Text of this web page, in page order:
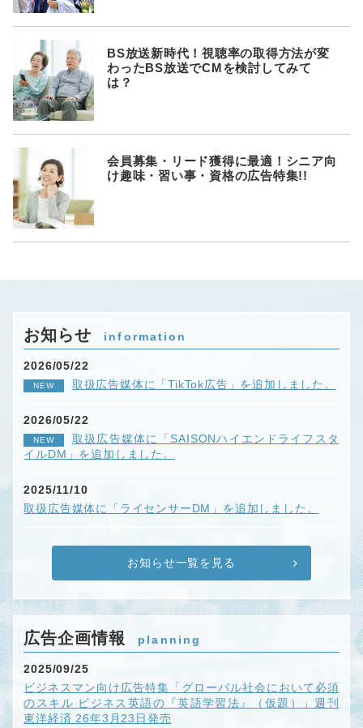
BS放送新時代！視聴率の取得方法が変
わったBS放送でCMを検討してみて
は？
会員募集・リード獲得に最適！シニア向
け趣味・習い事・資格の広告特集!!
お知らせ information
2026/05/22
NEW 取扱広告媒体に「TikTok広告」を追加しました。
2026/05/22
NEW
取扱広告媒体に「SAISONハイエンドライフスタ
イルDM」を追加しました。
2025/11/10
取扱広告媒体に「ライセンサーDM」を追加しました。
お知らせ一覧を見る
広告企画情報 planning
2025/09/25
ビジネスマン向け広告特集「グローバル社会において必須
のスキル ビジネス英語の『英語学習法』（仮題）」週刊
東洋経済 26年3月23日発売